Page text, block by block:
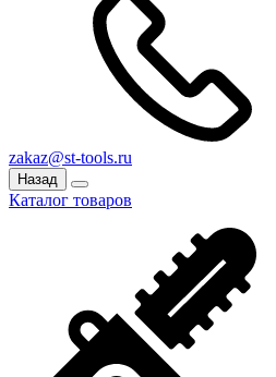
zakaz@st-tools.ru
Назад
Каталог товаров